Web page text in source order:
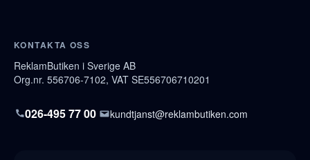
KONTAKTA OSS
ReklamButiken i Sverige AB
Org.nr. 556706-7102, VAT SE556706710201
026-495 77 00 kundtjanst@reklambutiken.com